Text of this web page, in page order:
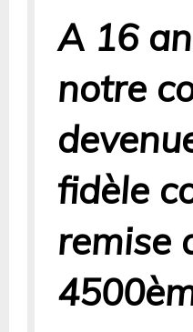
A 16
notre
fidèle
remise